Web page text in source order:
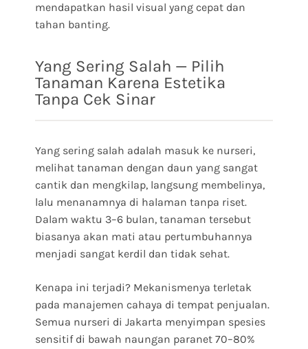
mendapatkan hasil visual yang cepat dan
tahan banting.
Yang Sering Salah — Pilih
Tanaman Karena Estetika
Tanpa Cek Sinar
Yang sering salah adalah masuk ke nurseri,
melihat tanaman dengan daun yang sangat
cantik dan mengkilap, langsung membelinya,
lalu menanamnya di halaman tanpa riset.
Dalam waktu 3–6 bulan, tanaman tersebut
biasanya akan mati atau pertumbuhannya
menjadi sangat kerdil dan tidak sehat.
Kenapa ini terjadi? Mekanismenya terletak
pada manajemen cahaya di tempat penjualan.
Semua nurseri di Jakarta menyimpan spesies
sensitif di bawah naungan paranet 70–80%